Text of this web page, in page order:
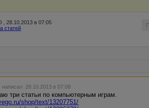
, 28.10.2013 в 07:05
статей
написал 28.10.2013 в 07:08
три статьи по компьютерным играм.
shop/text/13207751/